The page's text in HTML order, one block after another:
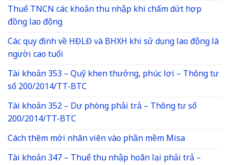
Thuế TNCN các khoản thu nhập khi chấm dứt hợp
đồng lao động
Các quy định về HĐLĐ và BHXH khi sử dụng lao động là
người cao tuổi
Tài khoản 353 – Quỹ khen thưởng, phúc lợi – Thông tư
số 200/2014/TT-BTC
Tài khoản 352 – Dự phòng phải trả – Thông tư số
200/2014/TT-BTC
Cách thêm mới nhân viên vào phần mềm Misa
Tài khoản 347 – Thuế thu nhập hoãn lại phải trả –